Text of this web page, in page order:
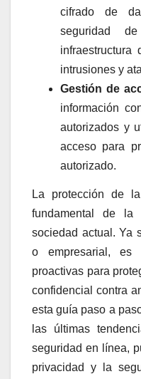
cifrado de
seguridad
intrusiones y
Gestión de
información
autorizados y
acceso para
autorizado.
La protección de
fundamental de
sociedad actual. Ya
o empresarial, es
proactivas para
confidencial contra
esta guía paso a
las últimas
seguridad en línea,
privacidad y la